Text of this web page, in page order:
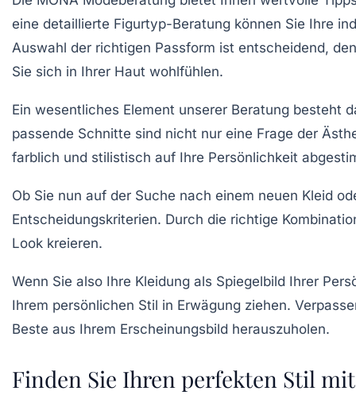
eine detaillierte Figurtyp-Beratung können Sie Ihre
Auswahl der richtigen Passform ist entscheidend,
Sie sich in Ihrer Haut wohlfühlen.
Ein wesentliches Element unserer Beratung besteht
passende Schnitte sind nicht nur eine Frage der
farblich und stilistisch auf Ihre Persönlichkeit
Ob Sie nun auf der Suche nach einem neuen Kleid
Entscheidungskriterien. Durch die richtige
Look kreieren.
Wenn Sie also Ihre Kleidung als Spiegelbild Ihrer
Ihrem persönlichen Stil in Erwägung ziehen.
Beste aus Ihrem Erscheinungsbild herauszuholen.
Finden Sie Ihren perfekten Stil